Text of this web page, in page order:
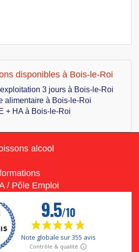
disponibles à Bois-le-Roi
3 jours à Bois-le-Roi
alimentaire à Bois-le-Roi
+ HA à Bois-le-Roi
alcool
/ Pôle Emploi